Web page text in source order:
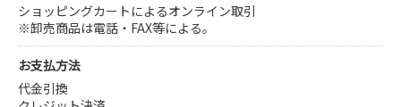
ショッピングカートによるオンライン取引
※卸売商品は電話・FAX等による。
お支払方法
代金引換